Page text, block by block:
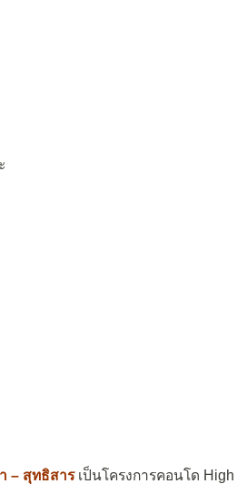
– สุทธิสารเป็นโครงการคอนโด High